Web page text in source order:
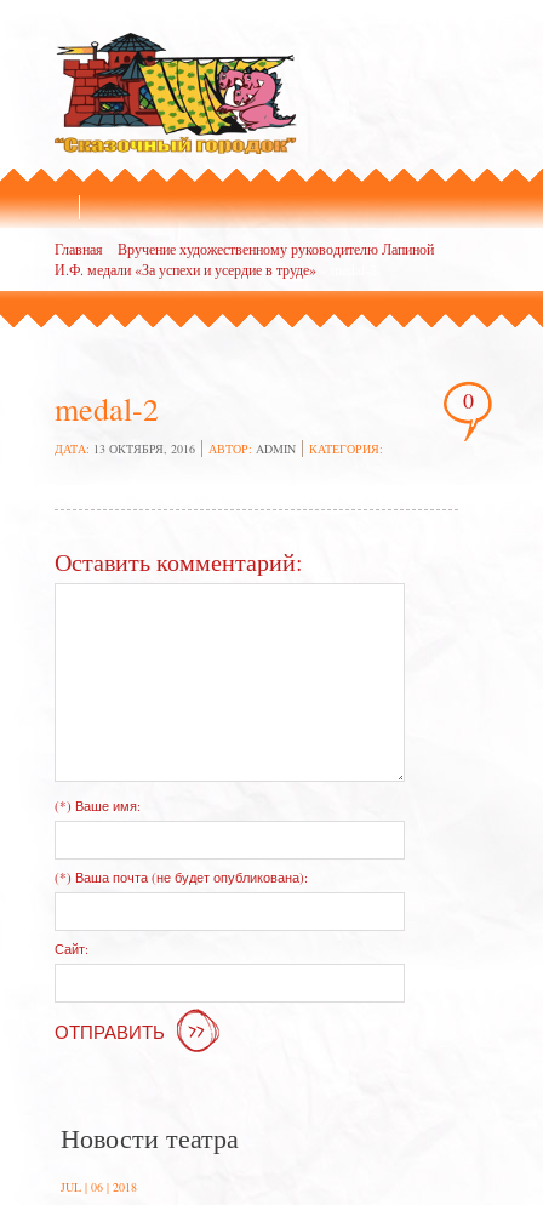
Главная
Вручение художественному руководителю Лапиной
И.Ф. медали «За успехи и усердие в труде»
medal-2
ДАТА: 13 ОКТЯБРЯ, 2016 АВТОР: ADMIN КАТЕГОРИЯ:
0
Оставить комментарий:
(*) Ваше имя:
(*) Ваша почта (не будет опубликована):
Сайт:
ОТПРАВИТЬ
Новости театра
JUL | 06 | 2018